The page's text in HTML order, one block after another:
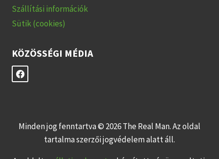
Szállítási információk
Sütik (cookies)
KÖZÖSSÉGI MÉDIA
Minden jog fenntartva © 2026 The Real Man. Az oldal
tartalma szerzői jogvédelem alatt áll.